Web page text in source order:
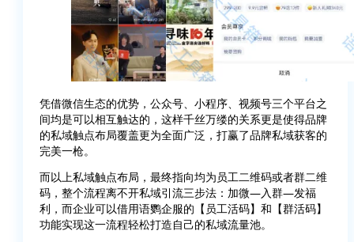
凭借微信生态的优势，公众号、小程序、视频号三个平台之
间均是可以相互触达的，这样千丝万缕的关系更是使得品牌
的私域触点布局覆盖更为全面广泛，打赢了品牌私域获客的
完美一枪。
而以上私域触点布局，最终指向均为员工二维码或者群二维
码，整个流程离不开私域引流三步法：加微—入群—发福
利，而企业可以借用语鹦企服的【员工活码】和【群活码】
功能实现这一流程轻松打造自己的私域流量池。